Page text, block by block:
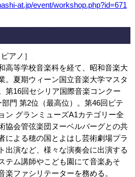
at.jp/event/workshop.php?id=671
アノ］
高等学校音楽科を経て、昭和音楽大
。夏期ウィーン国立音楽大学マスタ
第16回セシリア国際音楽コンクー
門 第2位（最高位）。第46回ピテ
ン グランミューズA1カテゴリー全
協会管弦楽団ヌーベルバーグとの共
による穂の国とよはし芸術劇場プラ
出演など、様々な演奏会に出演する
テム講師やこども園にて音楽あそ
楽ファシリテーターを務める。